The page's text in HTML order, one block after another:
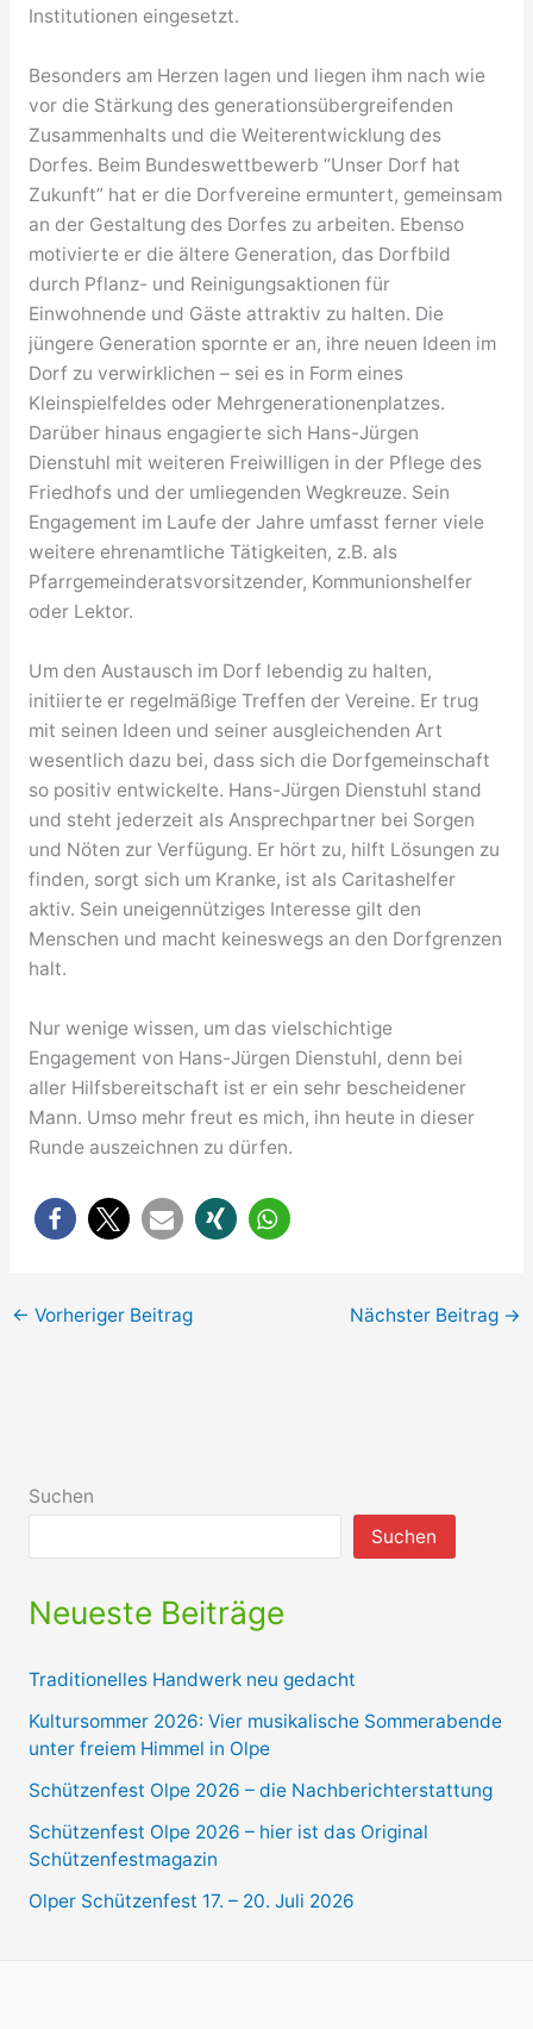
Institutionen eingesetzt.
Besonders am Herzen lagen und liegen ihm nach wie
vor die Stärkung des generationsübergreifenden
Zusammenhalts und die Weiterentwicklung des
Dorfes. Beim Bundeswettbewerb “Unser Dorf hat
Zukunft” hat er die Dorfvereine ermuntert, gemeinsam
an der Gestaltung des Dorfes zu arbeiten. Ebenso
motivierte er die ältere Generation, das Dorfbild
durch Pflanz- und Reinigungsaktionen für
Einwohnende und Gäste attraktiv zu halten. Die
jüngere Generation spornte er an, ihre neuen Ideen im
Dorf zu verwirklichen – sei es in Form eines
Kleinspielfeldes oder Mehrgenerationenplatzes.
Darüber hinaus engagierte sich Hans-Jürgen
Dienstuhl mit weiteren Freiwilligen in der Pflege des
Friedhofs und der umliegenden Wegkreuze. Sein
Engagement im Laufe der Jahre umfasst ferner viele
weitere ehrenamtliche Tätigkeiten, z.B. als
Pfarrgemeinderatsvorsitzender, Kommunionshelfer
oder Lektor.
Um den Austausch im Dorf lebendig zu halten,
initiierte er regelmäßige Treffen der Vereine. Er trug
mit seinen Ideen und seiner ausgleichenden Art
wesentlich dazu bei, dass sich die Dorfgemeinschaft
so positiv entwickelte. Hans-Jürgen Dienstuhl stand
und steht jederzeit als Ansprechpartner bei Sorgen
und Nöten zur Verfügung. Er hört zu, hilft Lösungen zu
finden, sorgt sich um Kranke, ist als Caritashelfer
aktiv. Sein uneigennütziges Interesse gilt den
Menschen und macht keineswegs an den Dorfgrenzen
halt.
Nur wenige wissen, um das vielschichtige
Engagement von Hans-Jürgen Dienstuhl, denn bei
aller Hilfsbereitschaft ist er ein sehr bescheidener
Mann. Umso mehr freut es mich, ihn heute in dieser
Runde auszeichnen zu dürfen.
← Vorheriger Beitrag Nächster Beitrag →
Suchen
Suchen
Neueste Beiträge
Traditionelles Handwerk neu gedacht
Kultursommer 2026: Vier musikalische Sommerabende
unter freiem Himmel in Olpe
Schützenfest Olpe 2026 – die Nachberichterstattung
Schützenfest Olpe 2026 – hier ist das Original
Schützenfestmagazin
Olper Schützenfest 17. – 20. Juli 2026